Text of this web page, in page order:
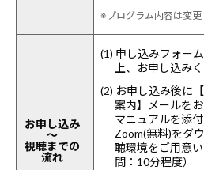
※プログラム内容は変更
お申し込み
～
視聴までの
流れ
(1) 申し込みフォー
上、お申し込みく
(2) お申し込み後に
案内】メールを
マニュアルを添
Zoom(無料)をダ
聴環境をご用意
間：10分程度）